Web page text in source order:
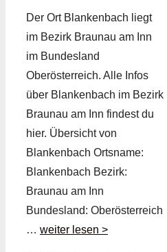
Der Ort Blankenbach liegt
im Bezirk Braunau am Inn
im Bundesland
Oberösterreich. Alle Infos
über Blankenbach im Bezirk
Braunau am Inn findest du
hier. Übersicht von
Blankenbach Ortsname:
Blankenbach Bezirk:
Braunau am Inn
Bundesland: Oberösterreich
… weiter lesen >